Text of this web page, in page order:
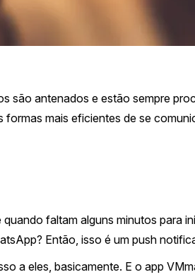
são antenados e estão sempre
mais eficientes de se
faltam alguns minutos para
Então, isso é um push
a eles, basicamente. E o app